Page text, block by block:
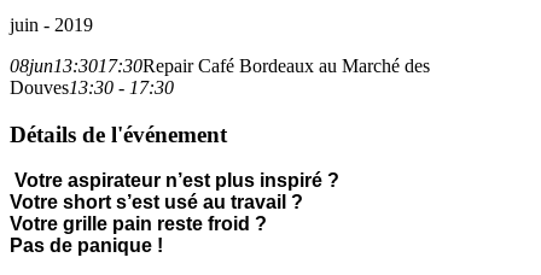
juin - 2019
08jun13:3017:30Repair Café Bordeaux au Marché des
Douves13:30 - 17:30
Détails de l'événement
Votre aspirateur n’est plus inspiré ?
Votre short s’est usé au travail ?
Votre grille pain reste froid ?
Pas de panique !